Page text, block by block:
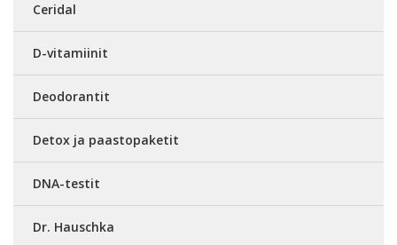
Ceridal
D-vitamiinit
Deodorantit
Detox ja paastopaketit
DNA-testit
Dr. Hauschka